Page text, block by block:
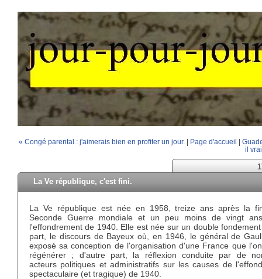
« Congé parental : j'aimerais bien en profiter un jour. | Page d'accueil |
il
La Ve république, c'est fini.
La Ve république est née en 1958, treize ans après la
Seconde Guerre mondiale et un peu moins de vingt
l'effondrement de 1940. Elle est née sur un double
part, le discours de Bayeux où, en 1946, le général de
exposé sa conception de l'organisation d'une France que
régénérer ; d'autre part, la réflexion conduite par de
acteurs politiques et administratifs sur les causes de
spectaculaire (et tragique) de 1940.